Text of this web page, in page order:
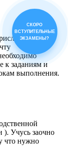
всю
к заданиям и
выполнения.
). Учусь заочно
что нужно
СКОРО
ВСТУПИТЕЛЬНЫЕ
ЭКЗАМЕНЫ?